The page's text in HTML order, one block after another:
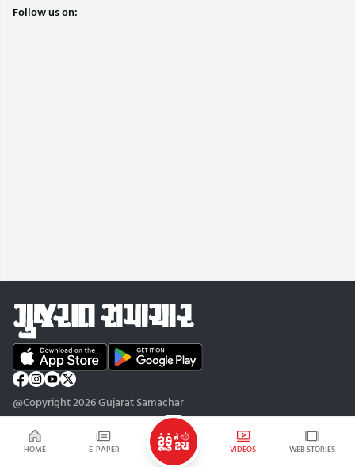
HOME E-PAPER VIDEOS WEB STORIES
Follow us on:
@Copyright 2026 Gujarat Samachar